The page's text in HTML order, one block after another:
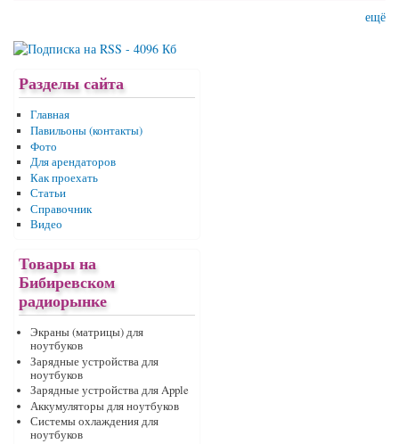
ещё
Разделы сайта
Главная
Павильоны (контакты)
Фото
Для арендаторов
Как проехать
Статьи
Справочник
Видео
Товары на
Бибиревском
радиорынке
Экраны (матрицы) для
ноутбуков
Зарядные устройства для
ноутбуков
Зарядные устройства для Apple
Аккумуляторы для ноутбуков
Системы охлаждения для
ноутбуков